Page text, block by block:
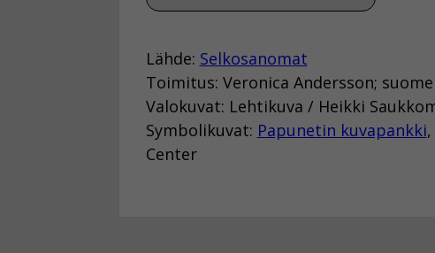
Lähde: Selkosanomat
Toimitus: Veronica Andersson;
Valokuvat: Lehtikuva / Heikki
Symbolikuvat: Papunetin kuvapankki
Center